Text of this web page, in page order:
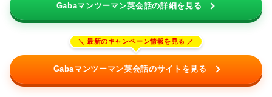
Gabaマンツーマン英会話の詳細を見る
Gabaマンツーマン英会話のサイトを見る